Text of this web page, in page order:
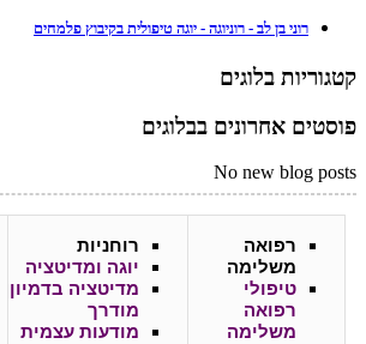
רוני בן לב - רוניוגה - יוגה טיפולית בקיבוץ פלמחים
קטגוריות בלוגים
פוסטים אחרונים בבלוגים
No new blog posts
רפואה
משלימה
טיפולי
רפואה
משלימה
רוחניות
יוגה ומדיטציה
מדיטציה בדמיון
מודרך
מודעות עצמית